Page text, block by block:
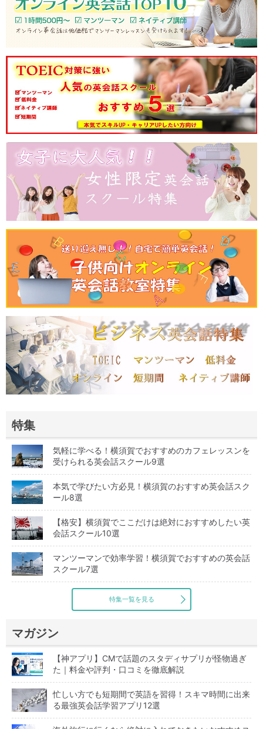
特集
気軽に学べる！横須賀でおすすめのカフェレッスンを
受けられる英会話スクール9選
本気で学びたい方必見！横須賀のおすすめ英会話スク
ール8選
【格安】横須賀でここだけは絶対におすすめしたい英
会話スクール10選
マンツーマンで効率学習！横須賀でおすすめの英会話
スクール7選
特集一覧を見る
マガジン
【神アプリ】CMで話題のスタディサプリが怪物過ぎ
た｜料金や評判・口コミを徹底解説
忙しい方でも短期間で英語を習得！スキマ時間に出来
る最強英会話学習アプリ12選